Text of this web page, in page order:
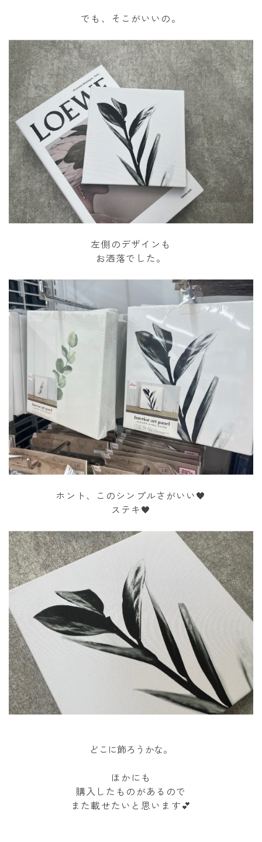
でも、そこがいいの。
左側のデザインも
お洒落でした。
ホント、このシンプルさがいい🖤
ステキ🖤
どこに飾ろうかな。
ほかにも
購入したものがあるので
また載せたいと思います💕